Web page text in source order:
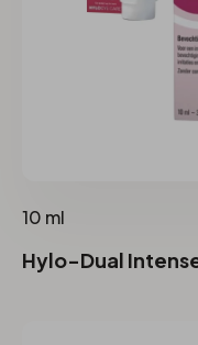
10 ml
Hylo-Dual